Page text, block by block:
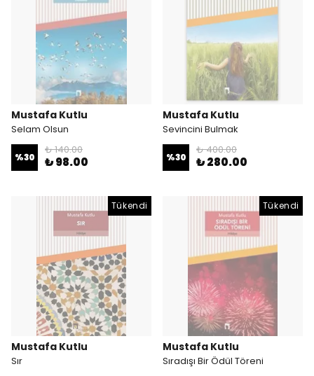
Mustafa Kutlu
Selam Olsun
%30
₺ 140.00
₺ 98.00
Mustafa Kutlu
Sevincini Bulmak
%30
₺ 400.00
₺ 280.00
Tükendi
Mustafa Kutlu
Sır
Tükendi
Mustafa Kutlu
Sıradışı Bir Ödül Töreni